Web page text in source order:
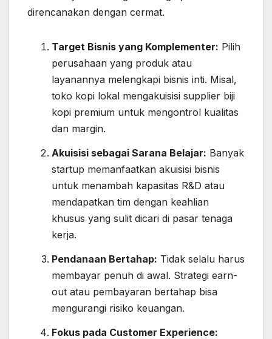
direncanakan dengan cermat.
Target Bisnis yang Komplementer: Pilih
perusahaan yang produk atau
layanannya melengkapi bisnis inti. Misal,
toko kopi lokal mengakuisisi supplier biji
kopi premium untuk mengontrol kualitas
dan margin.
Akuisisi sebagai Sarana Belajar: Banyak
startup memanfaatkan akuisisi bisnis
untuk menambah kapasitas R&D atau
mendapatkan tim dengan keahlian
khusus yang sulit dicari di pasar tenaga
kerja.
Pendanaan Bertahap: Tidak selalu harus
membayar penuh di awal. Strategi earn-
out atau pembayaran bertahap bisa
mengurangi risiko keuangan.
Fokus pada Customer Experience: